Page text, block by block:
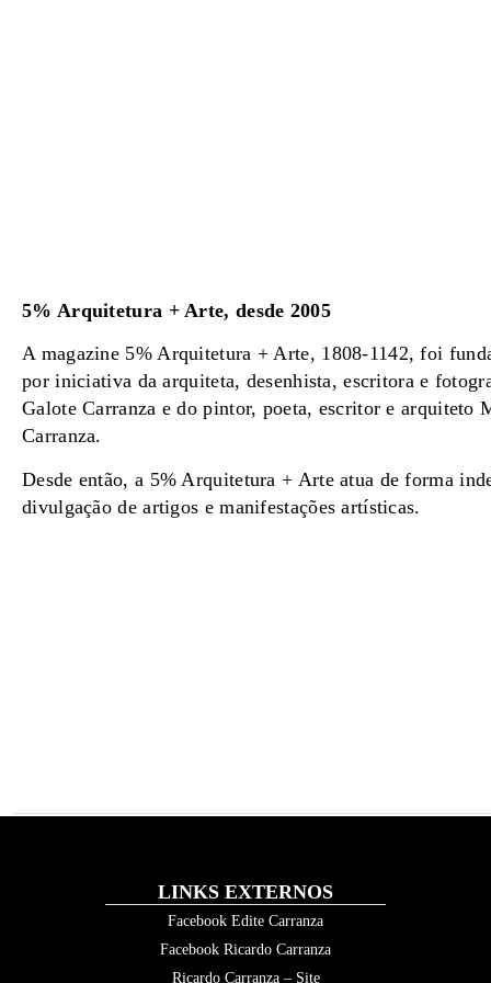
5% Arquitetura + Arte, desde 2005
A magazine 5% Arquitetura + Arte, 1808-1142, foi
por iniciativa da arquiteta, desenhista, escritora e
Galote Carranza e do pintor, poeta, escritor e arquiteto
Carranza.
Desde então, a 5% Arquitetura + Arte atua de forma
divulgação de artigos e manifestações artísticas.
LINKS EXTERNOS
Facebook Edite Carranza
Facebook Ricardo Carranza
Ricardo Carranza – Site